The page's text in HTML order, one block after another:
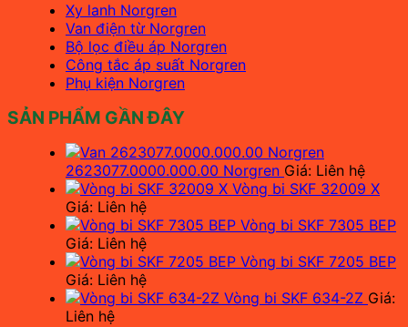
Xy lanh Norgren
Van điện từ Norgren
Bộ lọc điều áp Norgren
Công tắc áp suất Norgren
Phụ kiện Norgren
SẢN PHẨM GẦN ĐÂY
2623077.0000.000.00 Norgren Giá: Liên hệ
Vòng bi SKF 32009 X
Giá: Liên hệ
Vòng bi SKF 7305 BEP
Giá: Liên hệ
Vòng bi SKF 7205 BEP
Giá: Liên hệ
Vòng bi SKF 634-2Z Giá:
Liên hệ